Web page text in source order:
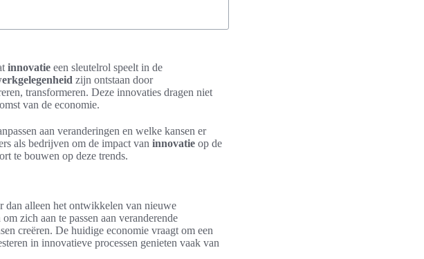
innovatie een sleutelrol speelt in de
zijn ontstaan door
transformeren. Deze innovaties dragen niet
van de economie.
aan veranderingen en welke kansen er
als bedrijven om de impact van innovatie op de
te bouwen op deze trends.
dan alleen het ontwikkelen van nieuwe
zich aan te passen aan veranderende
creëren. De huidige economie vraagt om een
in innovatieve processen genieten vaak van